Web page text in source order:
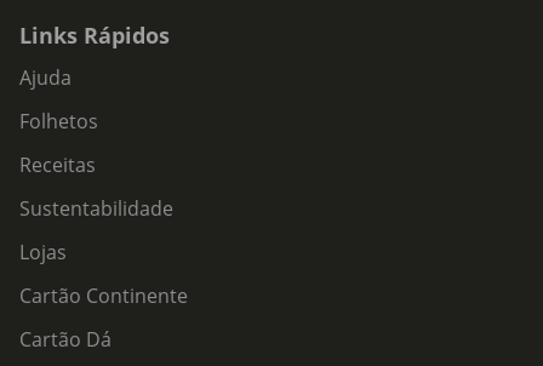
Links Rápidos
Ajuda
Folhetos
Receitas
Sustentabilidade
Lojas
Cartão Continente
Cartão Dá